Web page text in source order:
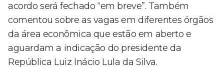
acordo será fechado “em breve”. Também
comentou sobre as vagas em diferentes órgãos
da área econômica que estão em aberto e
aguardam a indicação do presidente da
República Luiz Inácio Lula da Silva.